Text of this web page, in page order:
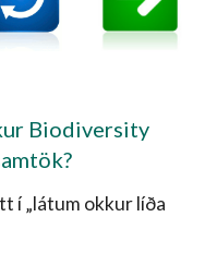
Biodiversity
í „látum okkur líða